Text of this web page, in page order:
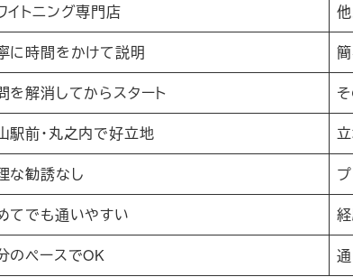
イトニング専門店
に時間をかけて説明
を解消してからスタート
駅前・丸之内で好立地
な勧誘なし
てでも通いやすい
のペースでOK